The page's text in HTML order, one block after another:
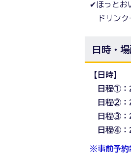
✔ほっとお
ドリンク
日時・
【日時】
日程①：
日程②：
日程③：
日程④：
※事前予約